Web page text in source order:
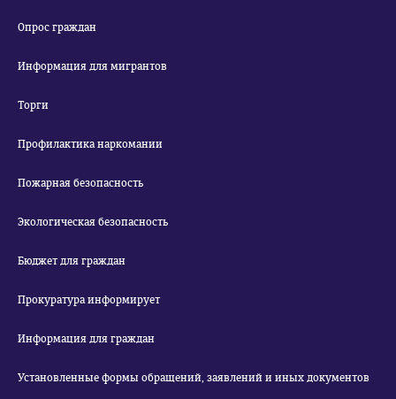
Опрос граждан
Информация для мигрантов
Торги
Профилактика наркомании
Пожарная безопасность
Экологическая безопасность
Бюджет для граждан
Прокуратура информирует
Информация для граждан
Установленные формы обращений, заявлений и иных документов